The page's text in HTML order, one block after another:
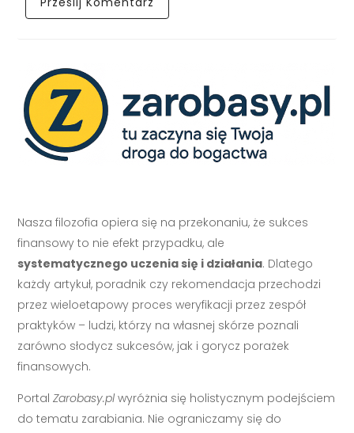
Nasza filozofia opiera się na przekonaniu, że sukces
finansowy to nie efekt przypadku, ale
systematycznego uczenia się i działania. Dlatego
każdy artykuł, poradnik czy rekomendacja przechodzi
przez wieloetapowy proces weryfikacji przez zespół
praktyków – ludzi, którzy na własnej skórze poznali
zarówno słodycz sukcesów, jak i gorycz porażek
finansowych.
PortalZarobasy.pl wyróżnia się holistycznym podejściem
do tematu zarabiania. Nie ograniczamy się do